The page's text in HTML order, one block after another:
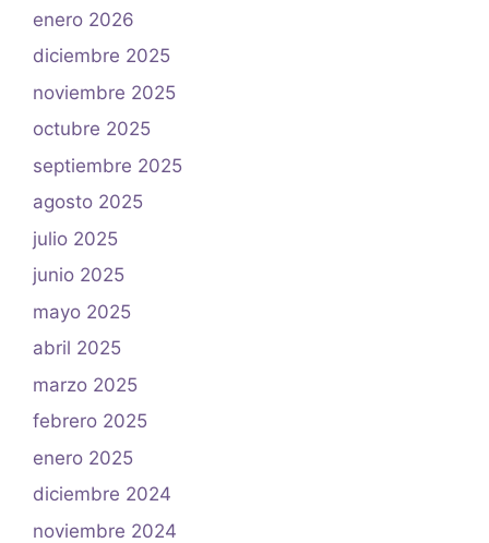
enero 2026
diciembre 2025
noviembre 2025
octubre 2025
septiembre 2025
agosto 2025
julio 2025
junio 2025
mayo 2025
abril 2025
marzo 2025
febrero 2025
enero 2025
diciembre 2024
noviembre 2024